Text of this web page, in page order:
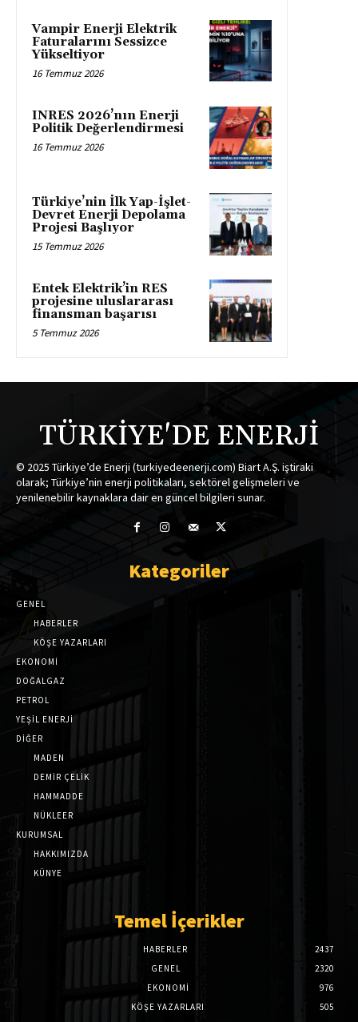
Vampir Enerji Elektrik
Faturalarını Sessizce
Yükseltiyor
16 Temmuz 2026
INRES 2026’nın Enerji
Politik Değerlendirmesi
16 Temmuz 2026
Türkiye’nin İlk Yap-İşlet-
Devret Enerji Depolama
Projesi Başlıyor
15 Temmuz 2026
Entek Elektrik’in RES
projesine uluslararası
finansman başarısı
5 Temmuz 2026
TÜRKİYE'DE ENERJİ
© 2025 Türkiye’de Enerji (turkiyedeenerji.com) Biart A.Ş. iştiraki
olarak; Türkiye’nin enerji politikaları, sektörel gelişmeleri ve
yenilenebilir kaynaklara dair en güncel bilgileri sunar.
Kategoriler
GENEL
HABERLER
KÖŞE YAZARLARI
EKONOMİ
DOĞALGAZ
PETROL
YEŞİL ENERJİ
DİĞER
MADEN
DEMİR ÇELİK
HAMMADDE
NÜKLEER
KURUMSAL
HAKKIMIZDA
KÜNYE
Temel İçerikler
HABERLER
2437
GENEL
2320
EKONOMI
976
KÖŞE YAZARLARI
505